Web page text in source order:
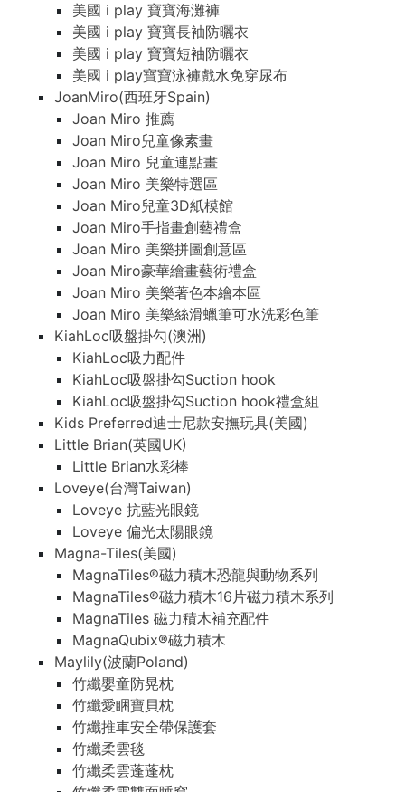
美國 i play 寶寶海灘褲
美國 i play 寶寶長袖防曬衣
美國 i play 寶寶短袖防曬衣
美國 i play寶寶泳褲戲水免穿尿布
JoanMiro(西班牙Spain)
Joan Miro 推薦
Joan Miro兒童像素畫
Joan Miro 兒童連點畫
Joan Miro 美樂特選區
Joan Miro兒童3D紙模館
Joan Miro手指畫創藝禮盒
Joan Miro 美樂拼圖創意區
Joan Miro豪華繪畫藝術禮盒
Joan Miro 美樂著色本繪本區
Joan Miro 美樂絲滑蠟筆可水洗彩色筆
KiahLoc吸盤掛勾(澳洲)
KiahLoc吸力配件
KiahLoc吸盤掛勾Suction hook
KiahLoc吸盤掛勾Suction hook禮盒組
Kids Preferred迪士尼款安撫玩具(美國)
Little Brian(英國UK)
Little Brian水彩棒
Loveye(台灣Taiwan)
Loveye 抗藍光眼鏡
Loveye 偏光太陽眼鏡
Magna-Tiles(美國)
MagnaTiles®磁力積木恐龍與動物系列
MagnaTiles®磁力積木16片磁力積木系列
MagnaTiles 磁力積木補充配件
MagnaQubix®磁力積木
Maylily(波蘭Poland)
竹纖嬰童防晃枕
竹纖愛睏寶貝枕
竹纖推車安全帶保護套
竹纖柔雲毯
竹纖柔雲蓬蓬枕